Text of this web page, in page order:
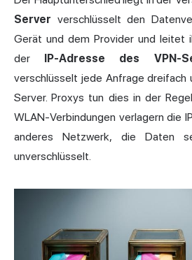
Server verschlüsselt den
Gerät und dem Provider und leitet
der IP-Adresse des VPN-
verschlüsselt jede Anfrage
Server. Proxys tun dies in der
WLAN-Verbindungen verlagern die
anderes Netzwerk, die Daten
unverschlüsselt.